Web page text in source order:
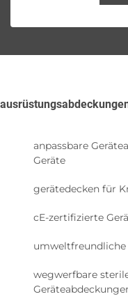
anpassbare
Geräte
gerätedecken für
cE-zertifizierte
umweltfreundliche
wegwerfbare